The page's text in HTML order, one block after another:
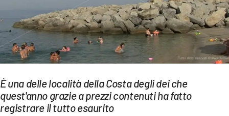
SPORT
Streaming
LAC TV
LAC NETWORK
LAC ONAIR
È una delle località della Costa degli dei che
quest'anno grazie a prezzi contenuti ha fatto
registrare il tutto esaurito